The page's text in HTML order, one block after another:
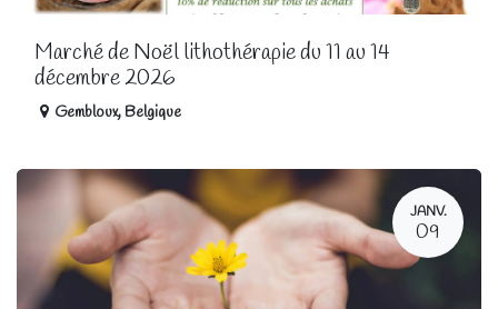
Marché de Noël lithothérapie du 11 au 14
décembre 2026
Gembloux, Belgique
JANV.
09